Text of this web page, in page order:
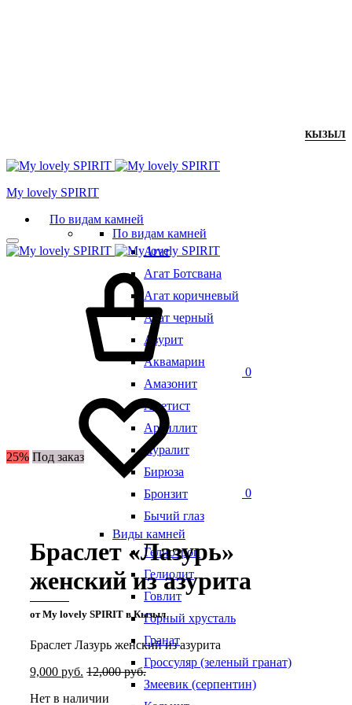
КЫЗЫЛ
Мy lovely SPIRIT
По видам камней
По видам камней
Агат
Агат Ботсвана
Агат коричневый
Агат черный
Азурит
Аквамарин
Амазонит
Аметист
Аргиллит
Ауралит
Бирюза
Бронзит
Бычий глаз
Виды камней
Гелиотроп
Гелиолит
Говлит
Горный хрусталь
Гранат
Гроссуляр (зеленый гранат)
Змеевик (серпентин)
0
0
25% Под заказ
Браслет «Лазурь»
женский из азурита
от My lovely SPIRIT в Кызыл
Браслет Лазурь женский из азурита
9,000 руб. 12,000руб.
Нет в наличии